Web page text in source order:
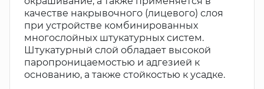
качестве накрывочного (лицевого) слоя
при устройстве комбинированных
многослойных штукатурных систем.
Штукатурный слой обладает высокой
паропроницаемостью и адгезией к
основанию, а также стойкостью к усадке.